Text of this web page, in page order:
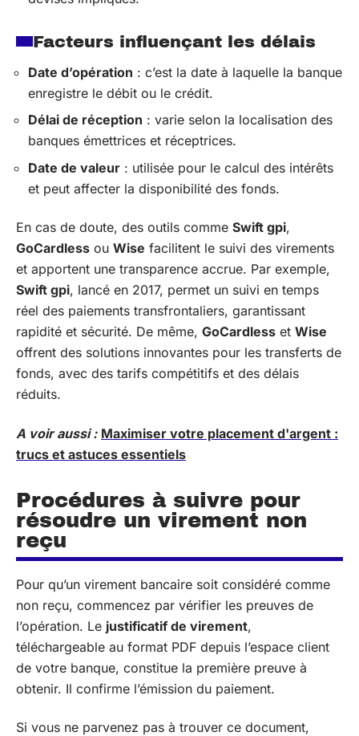
Facteurs influençant les délais
Date d’opération : c’est la date à laquelle la banque
enregistre le débit ou le crédit.
Délai de réception : varie selon la localisation des
banques émettrices et réceptrices.
Date de valeur : utilisée pour le calcul des intérêts
et peut affecter la disponibilité des fonds.
En cas de doute, des outils comme Swift gpi,
GoCardless ou Wise facilitent le suivi des virements
et apportent une transparence accrue. Par exemple,
Swift gpi, lancé en 2017, permet un suivi en temps
réel des paiements transfrontaliers, garantissant
rapidité et sécurité. De même, GoCardless et Wise
offrent des solutions innovantes pour les transferts de
fonds, avec des tarifs compétitifs et des délais
réduits.
A voir aussi : Maximiser votre placement d'argent :
trucs et astuces essentiels
Procédures à suivre pour
résoudre un virement non
reçu
Pour qu’un virement bancaire soit considéré comme
non reçu, commencez par vérifier les preuves de
l’opération. Le justificatif de virement,
téléchargeable au format PDF depuis l’espace client
de votre banque, constitue la première preuve à
obtenir. Il confirme l’émission du paiement.
Si vous ne parvenez pas à trouver ce document,